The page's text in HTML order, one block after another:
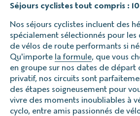
Séjours cyclistes tout compris :
Nos séjours cyclistes incluent des
spécialement sélectionnés pour les
de vélos de route performants si
Qu'importe la formule, que vous
en groupe sur nos dates de départ
privatif, nos circuits sont
des étapes soigneusement pour
vivre des moments inoubliables à
cyclo, entre amis passionnés de